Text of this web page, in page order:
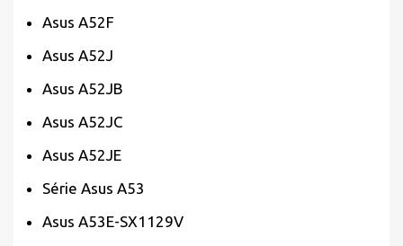
Asus A52F
Asus A52J
Asus A52JB
Asus A52JC
Asus A52JE
Série Asus A53
Asus A53E-SX1129V